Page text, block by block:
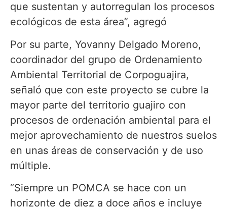
que sustentan y autorregulan los procesos
ecológicos de esta área”, agregó
Por su parte, Yovanny Delgado Moreno,
coordinador del grupo de Ordenamiento
Ambiental Territorial de Corpoguajira,
señaló que con este proyecto se cubre la
mayor parte del territorio guajiro con
procesos de ordenación ambiental para el
mejor aprovechamiento de nuestros suelos
en unas áreas de conservación y de uso
múltiple.
“Siempre un POMCA se hace con un
horizonte de diez a doce años e incluye